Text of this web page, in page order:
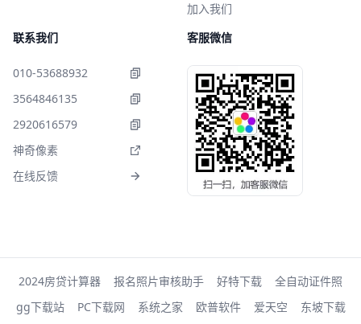
加入我们
联系我们
010-53688932
3564846135
2920616579
神奇像素
在线反馈
客服微信
2024房贷计算器 报名照片审核助手 好特下载
全自动证件照
gg下载站
PC下载网 系统之家 欧普软件 爱天空
东坡下载